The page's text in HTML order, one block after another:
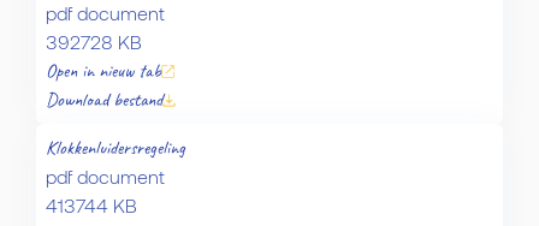
pdf document
392728 KB
Open in nieuw tab
Download bestand
Klokkenluidersregeling
pdf document
413744 KB